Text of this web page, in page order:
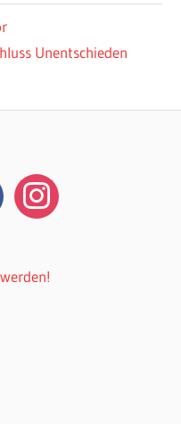
Unentschieden
instagram